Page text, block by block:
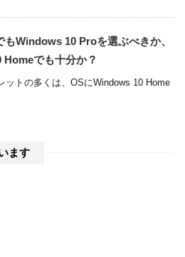
もWindows 10 Proを選ぶべきか、
でも十分か？
ットの多くは、OSにWindows 10 Home
ます